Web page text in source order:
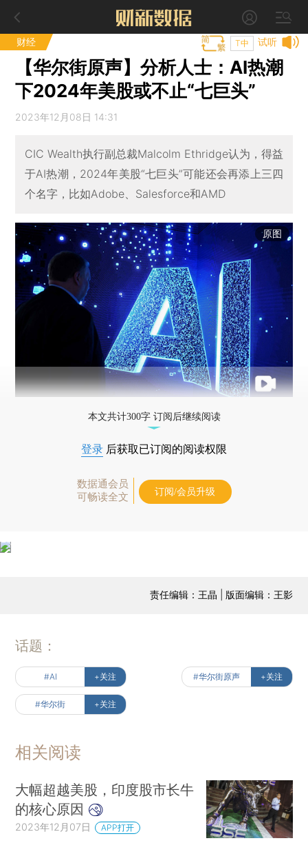
财经 试听
T中
【华尔街原声】分析人士：AI热潮
下2024年美股或不止“七巨头”
2023年12月08日 14:31
CIC Wealth执行副总裁Malcolm Ethridge认为，得益
于AI热潮，2024年美股“七巨头”可能还会再添上三四
个名字，比如Adobe、Salesforce和AMD
原图
本文共计300字 订阅后继续阅读
登录 后获取已订阅的阅读权限
数据通会员
可畅读全文
订阅/会员升级
责任编辑：王晶 | 版面编辑：王影
话题：
#AI +关注 #华尔街原声 +关注
#华尔街 +关注
相关阅读
大幅超越美股，印度股市长牛
的核心原因
2023年12月07日 APP打开